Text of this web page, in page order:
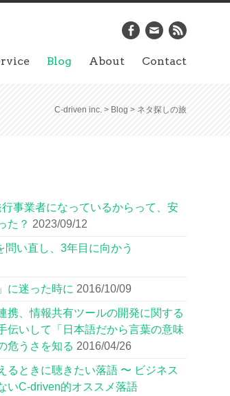
Blog About Contact
C-driven inc. > Blog > ネタ探しの旅
事業者になっているからって、安
た？ 2023/09/12
い直し、3年目に向かう
に迷った時に 2016/10/09
携、情報共有ツールの開発に関する
伝いして「日本語だから言葉の意味
危うさを知る 2016/04/26
るときに聴きたい落語 〜 ビジネス
いC-driven的オススメ落語